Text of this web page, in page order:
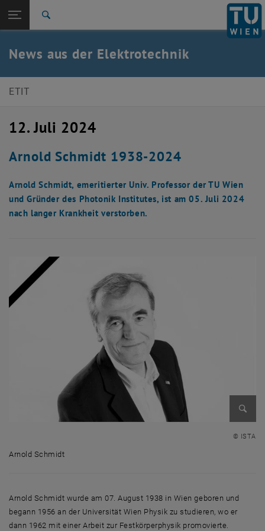
TU Login
Quicklinks
Quicklinks-Menü umschalten
Studium
Karriere
Zur 1. Menü Ebene
E350-Fakultät für Elektrotechnik und Informationstechnik
News aus der Elektrotechnik
ETIT
12. Juli 2024
Arnold Schmidt 1938-2024
Arnold Schmidt, emeritierter Univ. Professor der TU Wien
und Gründer des Photonik Institutes, ist am 05. Juli 2024
nach langer Krankheit verstorben.
© ISTA
Arnold Schmidt
Arnold Schmidt wurde am 07. August 1938 in Wien geboren und
begann 1956 an der Universität Wien Physik zu studieren, wo er
dann 1962 mit einer Arbeit zur Festkörperphysik promovierte.